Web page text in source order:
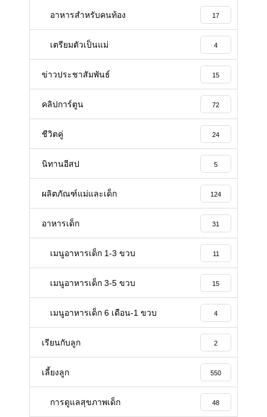
อาหารสําหรับคนท้อง 17
เตรียมตัวเป็นแม่ 4
ข่าวประชาสัมพันธ์ 15
คลิปการ์ตูน 72
ชีวิตคู่ 24
นิทานอีสป 5
ผลิตภัณฑ์แม่และเด็ก 124
อาหารเด็ก 31
เมนูอาหารเด็ก 1-3 ขวบ 11
เมนูอาหารเด็ก 3-5 ขวบ 15
เมนูอาหารเด็ก 6 เดือน-1 ขวบ 4
เรียนกับลูก 2
เลี้ยงลูก 550
การดูแลสุขภาพเด็ก 48
Facebook -คุณแม่ลูกอ่อน-